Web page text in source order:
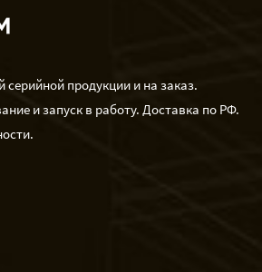
продукции и на заказ.
и запуск в работу. Доставка по РФ.